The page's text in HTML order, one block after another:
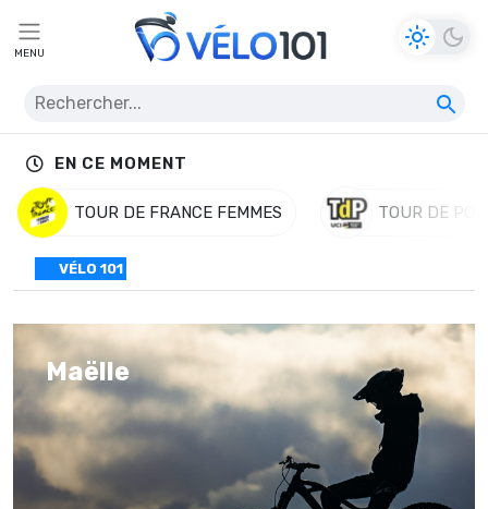
MENU
EN CE MOMENT
TOUR DE FRANCE FEMMES TOUR DE
VÉLO 101
Maëlle